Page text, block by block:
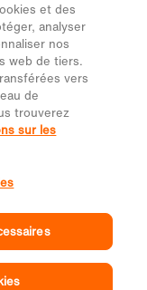
et des
analyser
nos
web de tiers.
vers
de
trouverez
sur les